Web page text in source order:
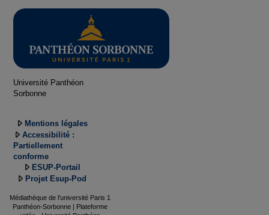
Université Panthéon
Sorbonne
Mentions légales
Accessibilité :
Partiellement
conforme
ESUP-Portail
Projet Esup-Pod
Médiathèque de l'université Paris 1
Panthéon-Sorbonne | Plateforme